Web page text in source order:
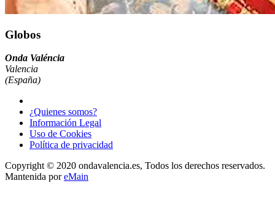
Globos
Onda Valéncia
Valencia
(España)
¿Quienes somos?
Información Legal
Uso de Cookies
Política de privacidad
Copyright © 2020 ondavalencia.es, Todos los derechos reservados.
Mantenida poreMain